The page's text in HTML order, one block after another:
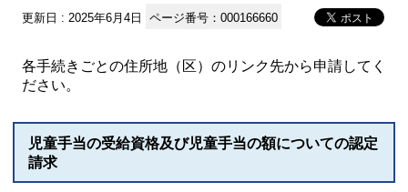
更新日 : 2025年6月4日 ページ番号：000166660
各手続きごとの住所地（区）のリンク先から申請してく
ださい。
児童手当の受給資格及び児童手当の額についての認定
請求